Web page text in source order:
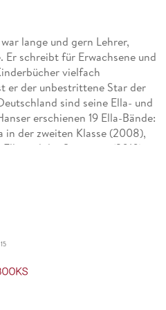
lange und gern Lehrer,
schreibt für Erwachsene und
vielfach
er der unbestrittene Star der
sind seine Ella- und
erschienen 19 Ella-Bände:
in der zweiten Klasse (2008),
und der Superstar (2010),
(2014), Ella und
Heldentaten (2016), Ella und
das Abenteuer im Wald
(2018), Ella und ihre
Klasse und der
15